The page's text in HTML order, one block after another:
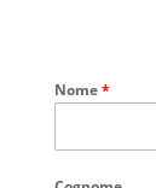
Nome*